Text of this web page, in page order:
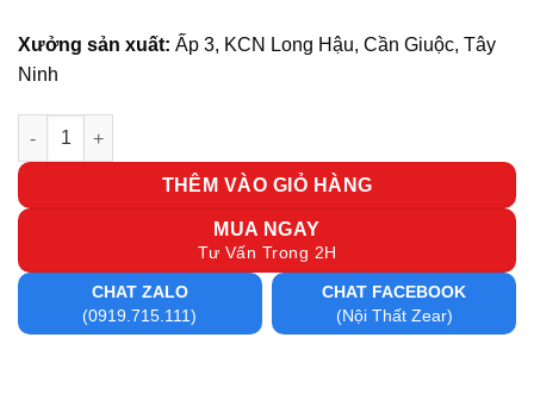
Xưởng sản xuất: Ấp 3, KCN Long Hậu, Cần Giuộc, Tây
Ninh
Bàn nhân viên hộc sâu có kệ máy tính BG4-3 số lượng
THÊM VÀO GIỎ HÀNG
MUA NGAY
Tư Vấn Trong 2H
CHAT ZALO
(0919.715.111)
CHAT FACEBOOK
(Nội Thất Zear)